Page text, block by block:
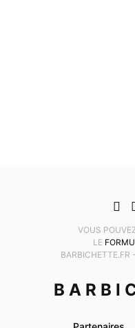
VOUS
LE
BARBICHETTE.FR